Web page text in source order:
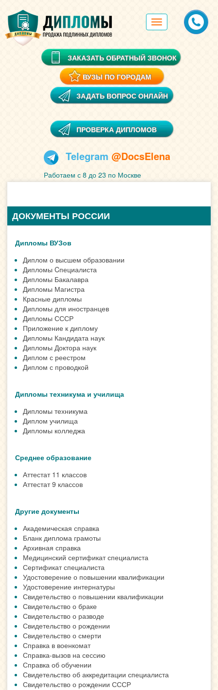
Toggle
navigation
ЗАКАЗАТЬ ОБРАТНЫЙ ЗВОНОК
ВУЗЫ ПО ГОРОДАМ
ЗАДАТЬ ВОПРОС ОНЛАЙН
ПРОВЕРКА ДИПЛОМОВ
Telegram @DocsElena
Работаем с 8 до 23 по Москве
ДОКУМЕНТЫ РОССИИ
Дипломы ВУЗов
Диплом о высшем образовании
Дипломы Cпециалиста
Дипломы Бакалавра
Дипломы Магистра
Красные дипломы
Дипломы для иностранцев
Дипломы СССР
Приложение к диплому
Дипломы Кандидата наук
Дипломы Доктора наук
Диплом с реестром
Диплом с проводкой
Дипломы техникума и училища
Дипломы техникума
Диплом училища
Дипломы колледжа
Среднее образование
Аттестат 11 классов
Аттестат 9 классов
Другие документы
Академическая справка
Бланк диплома грамоты
Архивная справка
Медицинский сертификат специалиста
Сертификат специалиста
Удостоверение о повышении квалификации
Удостоверение интернатуры
Свидетельство о повышении квалификации
Свидетельство о браке
Свидетельство о разводе
Свидетельство о рождении
Свидетельство о смерти
Справка в военкомат
Справка-вызов на сессию
Справка об обучении
Свидетельство об аккредитации специалиста
Свидетельство о рождении СССР